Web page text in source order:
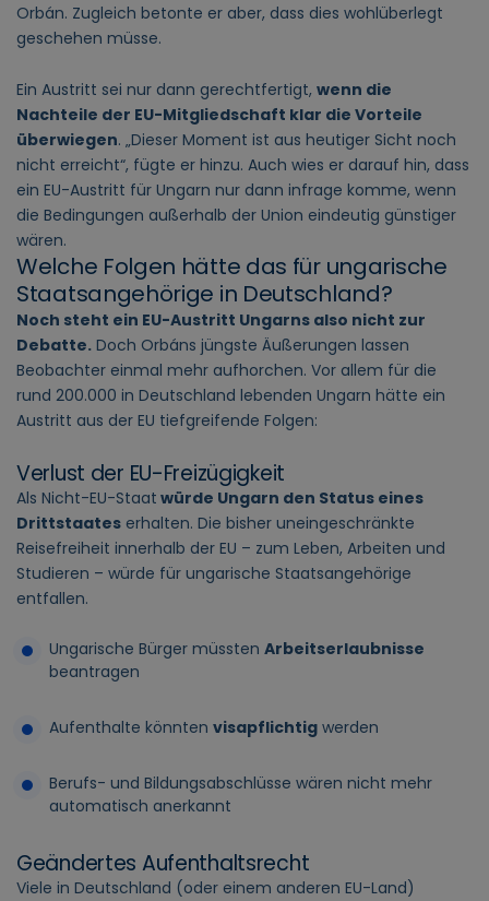
Orbán. Zugleich betonte er aber, dass dies wohlüberlegt
geschehen müsse.
Ein Austritt sei nur dann gerechtfertigt, wenn die
Nachteile der EU-Mitgliedschaft klar die Vorteile
überwiegen. „Dieser Moment ist aus heutiger Sicht noch
nicht erreicht“, fügte er hinzu. Auch wies er darauf hin, dass
ein EU-Austritt für Ungarn nur dann infrage komme, wenn
die Bedingungen außerhalb der Union eindeutig günstiger
wären.
Welche Folgen hätte das für ungarische
Staatsangehörige in Deutschland?
Noch steht ein EU-Austritt Ungarns also nicht zur
Debatte. Doch Orbáns jüngste Äußerungen lassen
Beobachter einmal mehr aufhorchen. Vor allem für die
rund 200.000 in Deutschland lebenden Ungarn hätte ein
Austritt aus der EU tiefgreifende Folgen:
Verlust der EU-Freizügigkeit
Als Nicht-EU-Staat würde Ungarn den Status eines
Drittstaates erhalten. Die bisher uneingeschränkte
Reisefreiheit innerhalb der EU – zum Leben, Arbeiten und
Studieren – würde für ungarische Staatsangehörige
entfallen.
Ungarische Bürger müssten Arbeitserlaubnisse
beantragen
Aufenthalte könnten visapflichtig werden
Berufs- und Bildungsabschlüsse wären nicht mehr
automatisch anerkannt
Geändertes Aufenthaltsrecht
Viele in Deutschland (oder einem anderen EU-Land)